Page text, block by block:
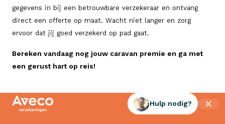
gegevens in bij een betrouwbare verzekeraar en ontvang
direct een offerte op maat. Wacht niet langer en zorg
ervoor dat jij goed verzekerd op pad gaat.
Bereken vandaag nog jouw caravan premie en ga met
een gerust hart op reis!
Hulp nodig?